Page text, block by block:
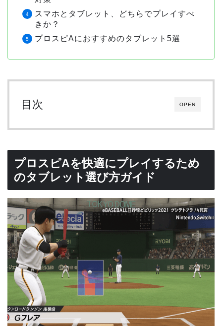
スマホとタブレット、どちらでプレイすべ
きか？
プロスピAにおすすめのタブレット5選
OPEN
目次
プロスピAを快適にプレイするため
のタブレット選び方ガイド